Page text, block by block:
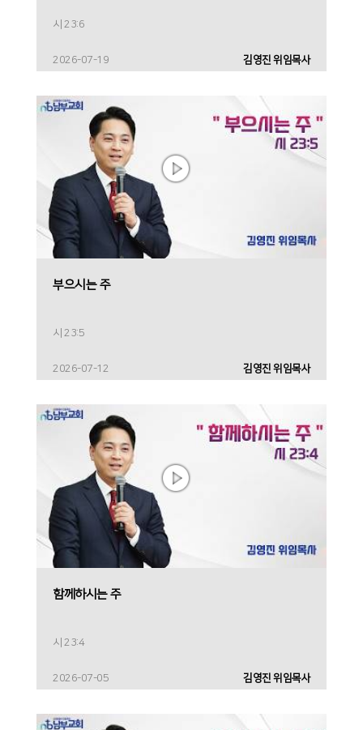
시 23:6
2026-07-19 김영진 위임목사
부으시는 주
시 23:5
2026-07-12 김영진 위임목사
함께하시는 주
시 23:4
2026-07-05 김영진 위임목사